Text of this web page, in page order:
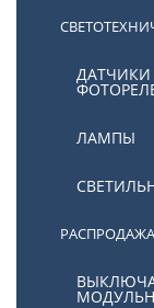
ЛАМПЫ
РАСПРОДАЖА